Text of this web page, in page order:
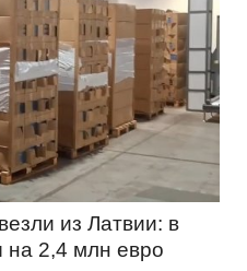
из Латвии: в
2,4 млн евро